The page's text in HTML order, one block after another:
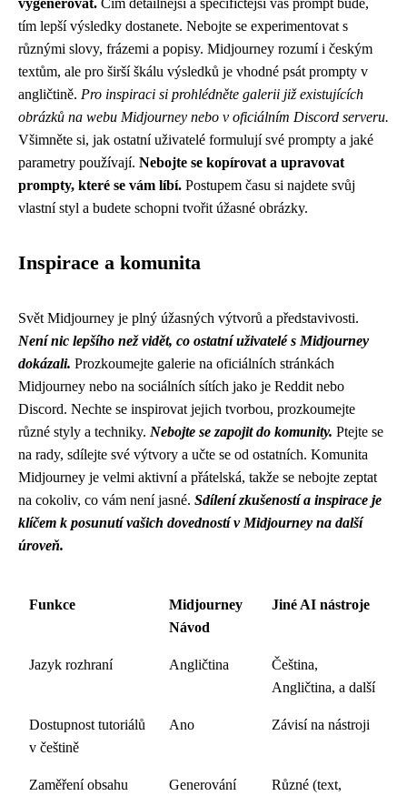
tím lepší výsledky dostanete. Nebojte se experimentovat s
různými slovy, frázemi a popisy. Midjourney rozumí i českým
textům, ale pro širší škálu výsledků je vhodné psát prompty v
angličtině. Pro inspiraci si prohlédněte galerii již existujících
obrázků na webu Midjourney nebo v oficiálním Discord serveru.
Všimněte si, jak ostatní uživatelé formulují své prompty a jaké
parametry používají. Nebojte se kopírovat a upravovat
prompty, které se vám líbí. Postupem času si najdete svůj
vlastní styl a budete schopni tvořit úžasné obrázky.
Inspirace a komunita
Svět Midjourney je plný úžasných výtvorů a představivosti.
Není nic lepšího než vidět, co ostatní uživatelé s Midjourney
dokázali. Prozkoumejte galerie na oficiálních stránkách
Midjourney nebo na sociálních sítích jako je Reddit nebo
Discord. Nechte se inspirovat jejich tvorbou, prozkoumejte
různé styly a techniky. Nebojte se zapojit do komunity. Ptejte se
na rady, sdílejte své výtvory a učte se od ostatních. Komunita
Midjourney je velmi aktivní a přátelská, takže se nebojte zeptat
na cokoliv, co vám není jasné. Sdílení zkušeností a inspirace je
klíčem k posunutí vašich dovedností v Midjourney na další
úroveň.
Funkce
Midjourney
Návod
Jiné AI nástroje
Jazyk rozhraní Angličtina
Čeština,
Angličtina, a další
Dostupnost tutoriálů
v češtině
Ano Závisí na nástroji
Zaměření obsahu
Generování
Různé (text,